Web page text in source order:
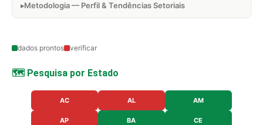
Metodologia — Perfil & Tendências Setoriais
dados prontos verificar
🗺️ Pesquisa por Estado
AC AL AM
AP BA CE